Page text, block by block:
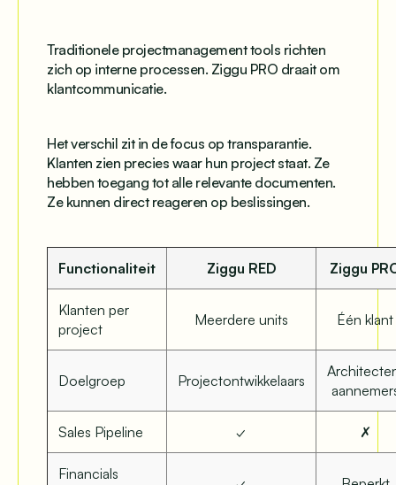
Traditionele projectmanagement tools richten
zich op interne processen. Ziggu PRO draait om
klantcommunicatie.
Het verschil zit in de focus op transparantie.
Klanten zien precies waar hun project staat. Ze
hebben toegang tot alle relevante documenten.
Ze kunnen direct reageren op beslissingen.
Functionaliteit Ziggu RED Ziggu
Klanten per
project
Meerdere units Één klant
Doelgroep Projectontwikkelaars
Sales Pipeline ✓ ✗
Financials